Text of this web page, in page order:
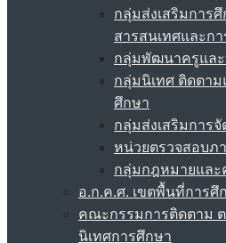
กลุ่มส่งเสริมการ
สารสนเทศและก
กลุ่มพัฒนาครูและ
กลุ่มนิเทศ ติดตาม
ศึกษา
กลุ่มส่งเสริมการ
หน่วยตรวจสอบภ
กลุ่มกฎหมายและ
อ.ก.ค.ศ. เขตพื้นที่การศึ
คณะกรรมการติดตาม ต
นิเทศการศึกษา